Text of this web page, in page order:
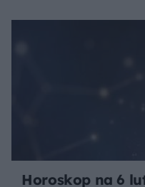
Horoskop na 6